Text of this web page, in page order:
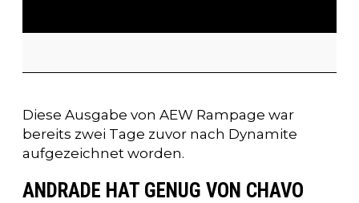
Diese Ausgabe von AEW Rampage war
bereits zwei Tage zuvor nach Dynamite
aufgezeichnet worden.
ANDRADE HAT GENUG VON CHAVO